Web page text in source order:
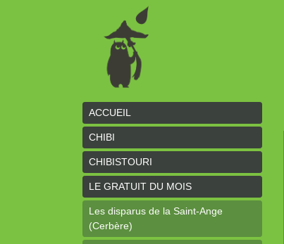
ACCUEIL
CHIBI
CHIBISTOURI
LE GRATUIT DU MOIS
Les disparus de la Saint-Ange
(Cerbère)